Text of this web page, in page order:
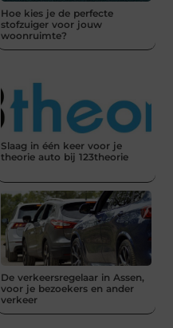
Hoe kies je de perfecte
stofzuiger voor jouw
woonruimte?
Slaag in één keer voor je
theorie auto bij 123theorie
De verkeersregelaar in Assen,
voor je bezoekers en ander
verkeer